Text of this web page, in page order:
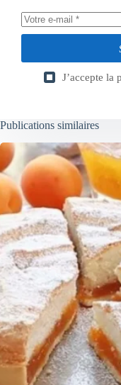
J’accepte la
Publications similaires